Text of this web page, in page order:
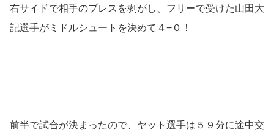
右サイドで相手のプレスを剥がし、フリーで受けた山田大
記選手がミドルシュートを決めて４−０！
前半で試合が決まったので、ヤット選手は５９分に途中交